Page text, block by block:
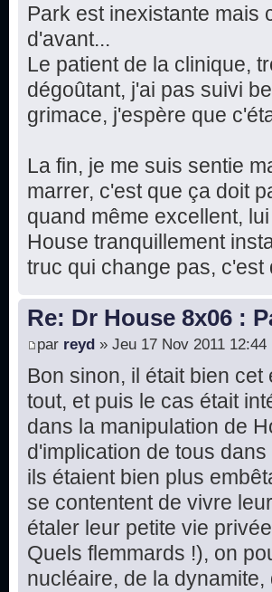
Park est inexistante mais
d'avant...
Le patient de la clinique,
dégoûtant, j'ai pas suivi
grimace, j'espère que
La fin, je me suis sentie
marrer, c'est que ça doit
quand même excellent,
House tranquillement
truc qui change pas,
Re: Dr House 8x06 :
par reyd » Jeu 17 Nov 2011 12:44
Bon sinon, il était bien
tout, et puis le cas était
dans la manipulation de
d'implication de tous
ils étaient bien plus
se contentent de vivre
étaler leur petite vie
Quels flemmards !), on
nucléaire, de la